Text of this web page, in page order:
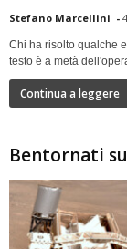
Stefano Marcellini -
Chi ha risolto qualche
testo è a metà
Continua a leggere
Bentornati